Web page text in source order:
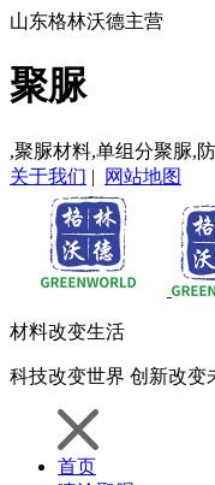
山东格林沃德主营
聚脲
,聚脲材料,单组分聚脲,
关于我们 | 网站地图
材料改变生活
科技改变世界 创新改变
首页